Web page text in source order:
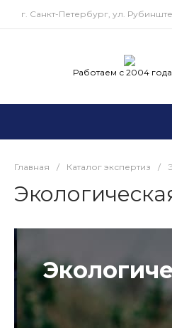
г. Санкт-Петербург, ул.
Работаем с 2004 года
Главная / Каталог экспертиз /